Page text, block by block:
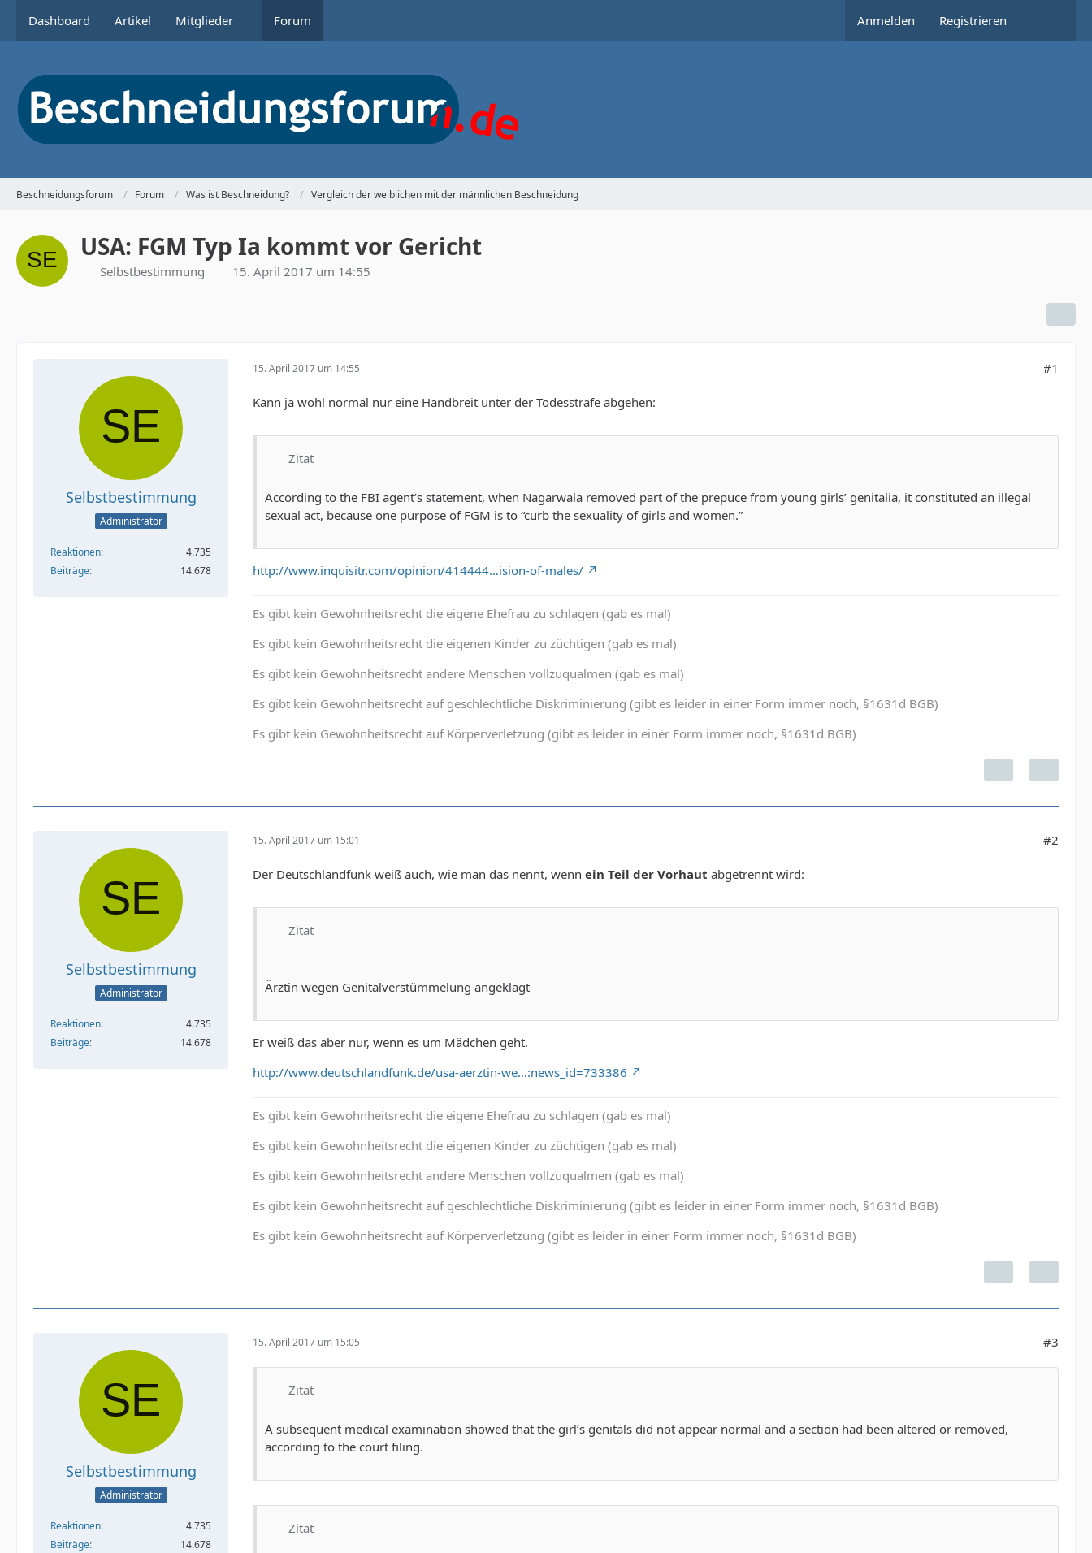
Dashboard Artikel Mitglieder Forum Anmelden Registrieren
Beschneidungsforum Forum Was ist Beschneidung? Vergleich der weiblichen mit der männlichen Beschneidung
USA: FGM Typ Ia kommt vor Gericht
Selbstbestimmung 15. April 2017 um 14:55
Selbstbestimmung
Administrator
Reaktionen
4.735
Beiträge
14.678
15. April 2017 um 14:55 #1
Kann ja wohl normal nur eine Handbreit unter der Todesstrafe abgehen:
Zitat
According to the FBI agent’s statement, when Nagarwala removed part of the prepuce from young girls’ genitalia, it constituted an illegal
sexual act, because one purpose of FGM is to “curb the sexuality of girls and women.”
http://www.inquisitr.com/opinion/414444…ision-of-males/
Es gibt kein Gewohnheitsrecht die eigene Ehefrau zu schlagen (gab es mal)
Es gibt kein Gewohnheitsrecht die eigenen Kinder zu züchtigen (gab es mal)
Es gibt kein Gewohnheitsrecht andere Menschen vollzuqualmen (gab es mal)
Es gibt kein Gewohnheitsrecht auf geschlechtliche Diskriminierung (gibt es leider in einer Form immer noch, §1631d BGB)
Es gibt kein Gewohnheitsrecht auf Körperverletzung (gibt es leider in einer Form immer noch, §1631d BGB)
Selbstbestimmung
Administrator
Reaktionen
4.735
Beiträge
14.678
15. April 2017 um 15:01 #2
Der Deutschlandfunk weiß auch, wie man das nennt, wenn ein Teil der Vorhaut abgetrennt wird:
Zitat
Ärztin wegen Genitalverstümmelung angeklagt
Er weiß das aber nur, wenn es um Mädchen geht.
http://www.deutschlandfunk.de/usa-aerztin-we…:news_id=733386
Es gibt kein Gewohnheitsrecht die eigene Ehefrau zu schlagen (gab es mal)
Es gibt kein Gewohnheitsrecht die eigenen Kinder zu züchtigen (gab es mal)
Es gibt kein Gewohnheitsrecht andere Menschen vollzuqualmen (gab es mal)
Es gibt kein Gewohnheitsrecht auf geschlechtliche Diskriminierung (gibt es leider in einer Form immer noch, §1631d BGB)
Es gibt kein Gewohnheitsrecht auf Körperverletzung (gibt es leider in einer Form immer noch, §1631d BGB)
Selbstbestimmung
Administrator
Reaktionen
4.735
Beiträge
14.678
15. April 2017 um 15:05 #3
Zitat
A subsequent medical examination showed that the girl’s genitals did not appear normal and a section had been altered or removed,
according to the court filing.
Zitat